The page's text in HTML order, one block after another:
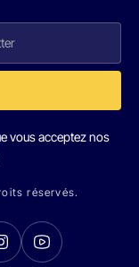
vous acceptez nos
réservés.